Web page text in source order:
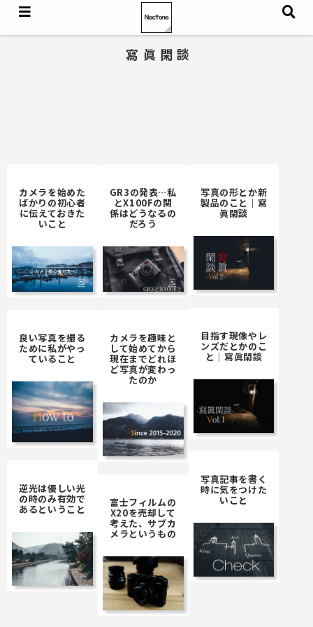
寫眞閑談
カメラを始めた
ばかりの初心者
に伝えておきた
いこと
GR3の発表…私
とX100Fの関
係はどうなるの
だろう
写真の形とか新
製品のこと｜寫
眞閑談
目指す現像やレ
ンズだとかのこ
と｜寫眞閑談
良い写真を撮る
ために私がやっ
ていること
カメラを趣味と
して始めてから
現在までどれほ
ど写真が変わっ
たのか
写真記事を書く
時に気をつけた
いこと
逆光は優しい光
の時のみ有効で
あるということ 富士フィルムの
X20を売却して
考えた、サブカ
メラというもの